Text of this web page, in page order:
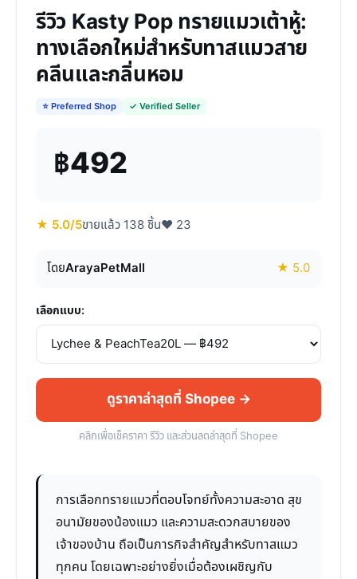
รีวิว Kasty Pop ทรายแมวเต้าหู้:
ทางเลือกใหม่สำหรับทาสแมวสาย
คลีนและกลิ่นหอม
⭐ Preferred Shop ✓ Verified Seller
฿492
★ 5.0/5ขายแล้ว 138 ชิ้น♥ 23
โดยArayaPetMall ★ 5.0
เลือกแบบ:
ดูราคาล่าสุดที่ Shopee →
คลิกเพื่อเช็คราคา รีวิว และส่วนลดล่าสุดที่ Shopee
การเลือกทรายแมวที่ตอบโจทย์ทั้งความสะอาด สุข
อนามัยของน้องแมว และความสะดวกสบายของ
เจ้าของบ้าน ถือเป็นภารกิจสำคัญสำหรับทาสแมว
ทุกคน โดยเฉพาะอย่างยิ่งเมื่อต้องเผชิญกับ